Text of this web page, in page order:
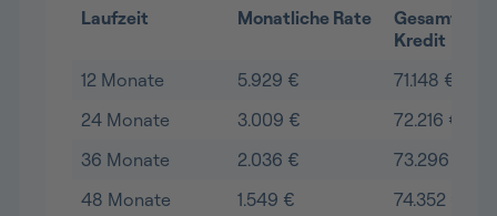
Laufzeit Monatliche Rate
Kredit
12 Monate
5.929 €
71.148 €
24 Monate
3.009 €
72.216 €
36 Monate
2.036 €
73.296 €
48 Monate
1.549 €
74.352 €